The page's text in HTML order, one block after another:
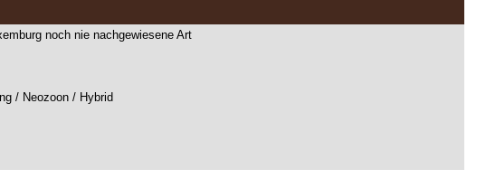
noch nie nachgewiesene Art
/ Neozoon / Hybrid